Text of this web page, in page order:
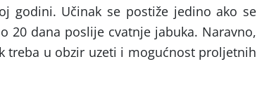
godini. Učinak se postiže jedino ako se
20 dana poslije cvatnje jabuka. Naravno,
treba u obzir uzeti i mogućnost proljetnih